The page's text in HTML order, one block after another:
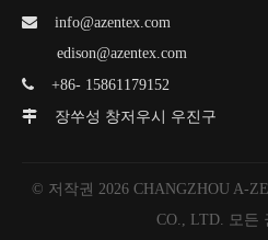

info@azentex.com
edison@azentex.com
 +86- 15861179152
 장쑤성 창저우시 우진구
© 저작권 2026CHANGZHOU A-
CO., LTD. 모든